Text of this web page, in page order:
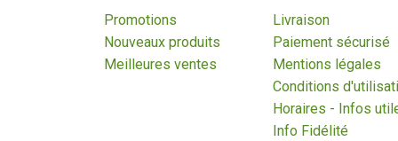
Promotions
Nouveaux produits
Meilleures ventes
Livraison
Paiement sécurisé
Mentions légales
Conditions
Horaires - Infos
Info Fidélité